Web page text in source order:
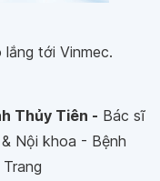
tới Vinmec.
Thủy Tiên - Bác sĩ
Nội khoa - Bệnh